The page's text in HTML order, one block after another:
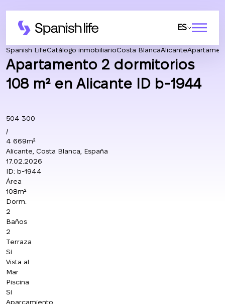
ES
Spanish LifeCatálogo inmobiliarioCosta BlancaAlicante
Apartamento 2 dormitorios
108 m² en Alicante ID b-1944
504 300
/
4 669m²
Alicante, Costa Blanca, España
17.02.2026
ID: b-1944
Área
108m²
Dorm.
2
Baños
2
Terraza
Sí
Vista al
Mar
Piscina
Sí
Aparcamiento